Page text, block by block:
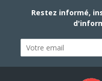
Restez informé,